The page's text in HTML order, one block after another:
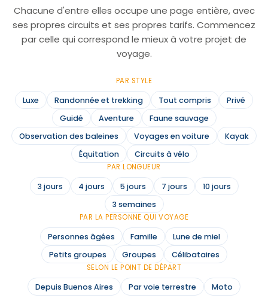
Chacune d'entre elles occupe une page entière, avec
ses propres circuits et ses propres tarifs. Commencez
par celle qui correspond le mieux à votre projet de
voyage.
PAR STYLE
Luxe Randonnée et trekking Tout compris
Privé
Guidé
Aventure
Faune sauvage
Observation des baleines
Voyages en voiture
Kayak
Équitation
Circuits à vélo
PAR LONGUEUR
3 jours 4 jours 5 jours 7 jours
10 jours
3 semaines
PAR LA PERSONNE QUI VOYAGE
Personnes âgées Famille
Lune de miel
Petits groupes
Groupes Célibataires
SELON LE POINT DE DÉPART
Depuis Buenos Aires Par voie terrestre Moto